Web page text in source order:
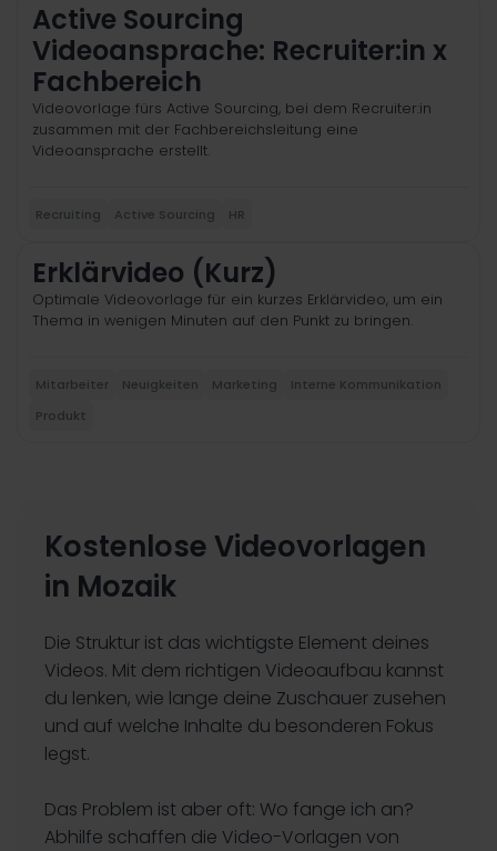
Active Sourcing
Videoansprache: Recruiter:in x
Fachbereich
Videovorlage fürs Active Sourcing, bei dem Recruiter:in
zusammen mit der Fachbereichsleitung eine
Videoansprache erstellt.
Recruiting Active Sourcing HR
Erklärvideo (Kurz)
Optimale Videovorlage für ein kurzes Erklärvideo, um ein
Thema in wenigen Minuten auf den Punkt zu bringen.
Mitarbeiter Neuigkeiten Marketing
Interne Kommunikation
Produkt
Kostenlose Videovorlagen
in Mozaik
Die Struktur ist das wichtigste Element deines
Videos. Mit dem richtigen Videoaufbau kannst
du lenken, wie lange deine Zuschauer zusehen
und auf welche Inhalte du besonderen Fokus
legst.
Das Problem ist aber oft: Wo fange ich an?
Abhilfe schaffen die Video-Vorlagen von